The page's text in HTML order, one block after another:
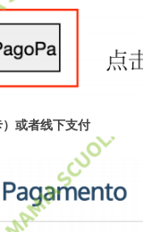
）或者线下支付